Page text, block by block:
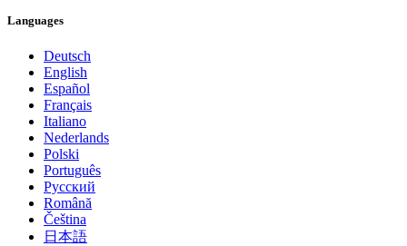
Languages
Deutsch
English
Español
Français
Italiano
Nederlands
Polski
Português
Pусский
Română
Čeština
日本語